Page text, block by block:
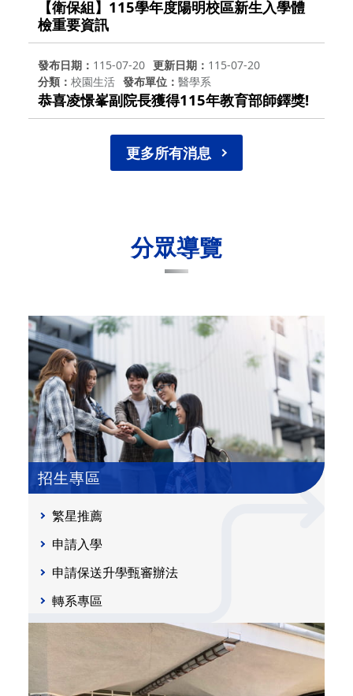
【衛保組】115學年度陽明校區新生入學體
檢重要資訊
發布日期 115-07-20 更新日期
115-07-20
分類
校園生活 發布單位 醫學系
恭喜凌憬峯副院長獲得115年教育部師鐸獎!
更多所有消息
分眾導覽
招生專區
繁星推薦
申請入學
申請保送升學甄審辦法
轉系專區